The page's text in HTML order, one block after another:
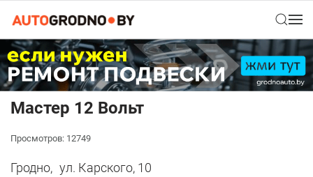
Мастер 12 Вольт
Просмотров: 12749
Гродно, ул. Карского, 10